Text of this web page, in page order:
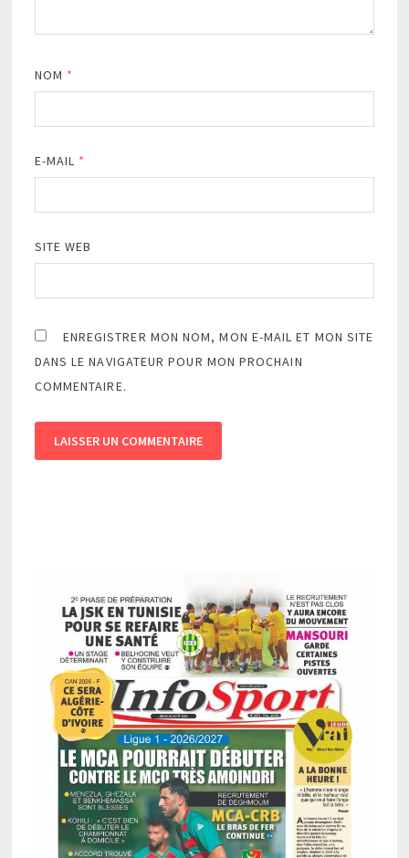
NOM *
E-MAIL *
SITE WEB
ENREGISTRER MON NOM, MON E-MAIL ET MON SITE
DANS LE NAVIGATEUR POUR MON PROCHAIN
COMMENTAIRE.